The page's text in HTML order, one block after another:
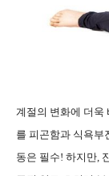
계절의 변화에 더욱
를 피곤함과 식욕부
동은 필수! 하지만,